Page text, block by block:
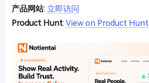
产品网站: 立即访问
Product Hunt: View on Product Hunt